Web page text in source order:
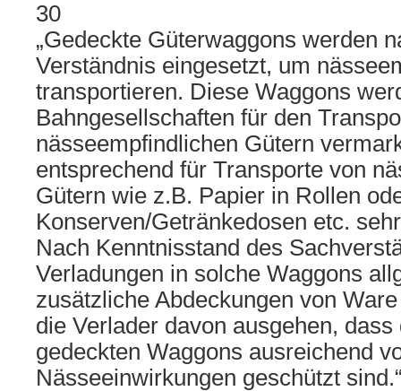
30
„Gedeckte Güterwaggons werden
Verständnis eingesetzt, um
transportieren. Diese Waggons
Bahngesellschaften für den
nässeempfindlichen Gütern
entsprechend für Transporte von
Gütern wie z.B. Papier in Rollen
Konserven/Getränkedosen etc.
Nach Kenntnisstand des
Verladungen in solche Waggons
zusätzliche Abdeckungen von
die Verlader davon ausgehen,
gedeckten Waggons ausreichend
Nässeeinwirkungen geschützt